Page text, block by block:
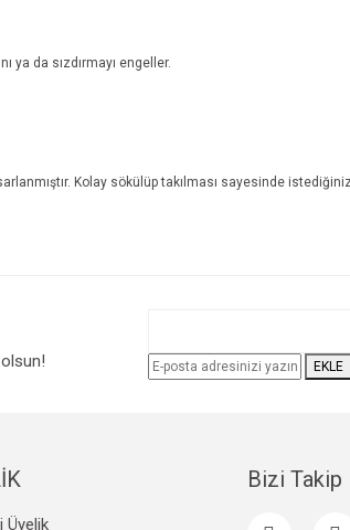
ya da sızdırmayı engeller.
Kolay sökülüp takılması sayesinde
EKLE
Üyelik
Bizi Takip